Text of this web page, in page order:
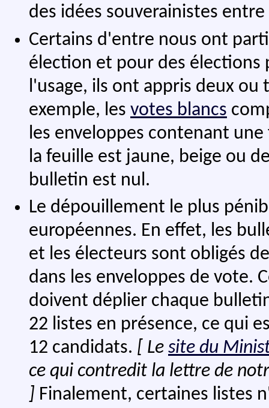
des idées souverainistes
Certains d'entre nous ont
élection et pour des élections
l'usage, ils ont appris deux ou
exemple, les votes blancs
les enveloppes contenant
la feuille est jaune, beige ou
bulletin est nul.
Le dépouillement le plus
européennes. En effet, les
et les électeurs sont obligés
dans les enveloppes de vote.
doivent déplier chaque
22 listes en présence, ce qui
12 candidats. [ Le site du
ce qui contredit la lettre de
] Finalement, certaines listes